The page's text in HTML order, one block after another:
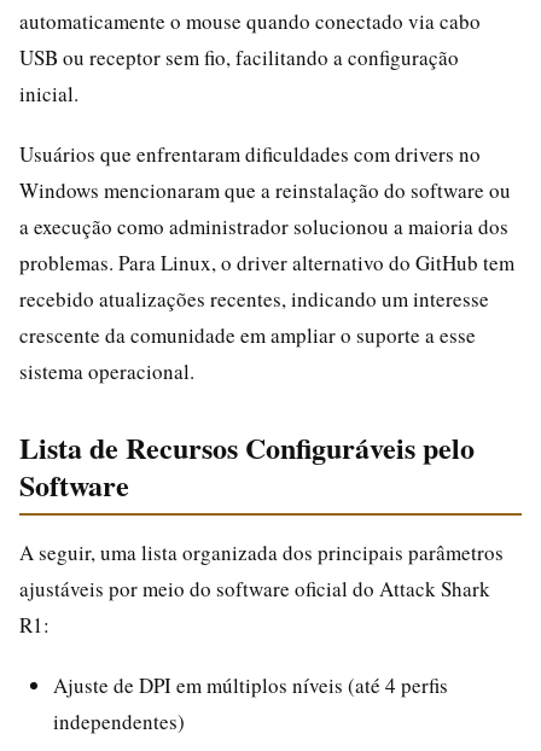
automaticamente o mouse quando conectado via cabo
USB ou receptor sem fio, facilitando a configuração
inicial.
Usuários que enfrentaram dificuldades com drivers no
Windows mencionaram que a reinstalação do software ou
a execução como administrador solucionou a maioria dos
problemas. Para Linux, o driver alternativo do GitHub tem
recebido atualizações recentes, indicando um interesse
crescente da comunidade em ampliar o suporte a esse
sistema operacional.
Lista de Recursos Configuráveis pelo
Software
A seguir, uma lista organizada dos principais parâmetros
ajustáveis por meio do software oficial do Attack Shark
R1:
Ajuste de DPI em múltiplos níveis (até 4 perfis
independentes)